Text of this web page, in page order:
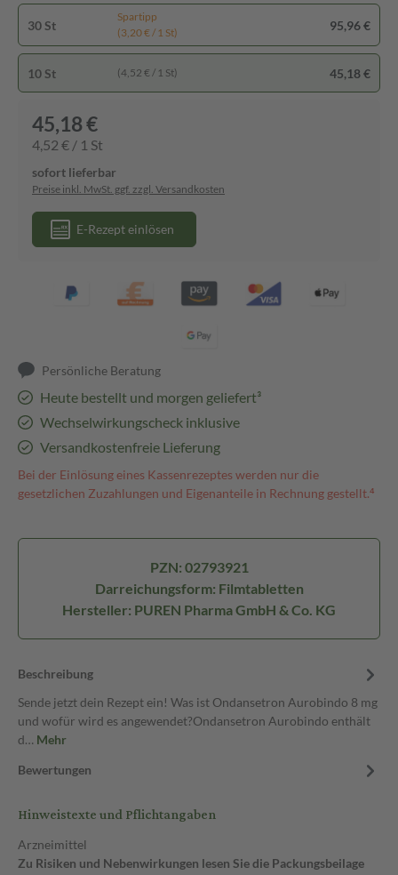
30 St
Spartipp
(3,20 € / 1 St)
95,96 €
10 St (4,52 € / 1 St) 45,18 €
45,18 €
4,52 € / 1 St
sofort lieferbar
Preise inkl. MwSt. ggf. zzgl. Versandkosten
E-Rezept einlösen
Persönliche Beratung
Heute bestellt und morgen geliefert³
Wechselwirkungscheck inklusive
Versandkostenfreie Lieferung
Bei der Einlösung eines Kassenrezeptes werden nur die
gesetzlichen Zuzahlungen und Eigenanteile in Rechnung gestellt.⁴
PZN: 02793921
Darreichungsform: Filmtabletten
Hersteller: PUREN Pharma GmbH & Co. KG
Beschreibung
Sende jetzt dein Rezept ein! Was ist Ondansetron Aurobindo 8 mg
und wofür wird es angewendet?Ondansetron Aurobindo enthält
d… Mehr
Bewertungen
Hinweistexte und Pflichtangaben
Arzneimittel
Zu Risiken und Nebenwirkungen lesen Sie die Packungsbeilage